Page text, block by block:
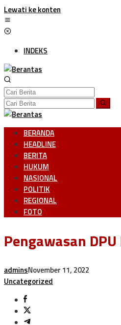
Lewati ke konten
INDEKS
BERANDA
HEADLINE
BERITA
HUKUM
NASIONAL
POLITIK
REGIONAL
FOTO
Pengawasan
adminsNovember 11, 2022
Uncategorized